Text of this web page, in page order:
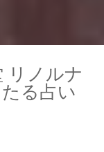
リノルナ
たる占い